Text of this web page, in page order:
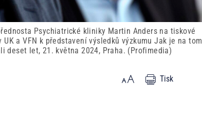
Psychiatrické kliniky Martin Anders na tiskové
a VFN k představení výsledků výzkumu Jak je na tom
deset let, 21. května 2024, Praha. (Profimedia)
Tisk